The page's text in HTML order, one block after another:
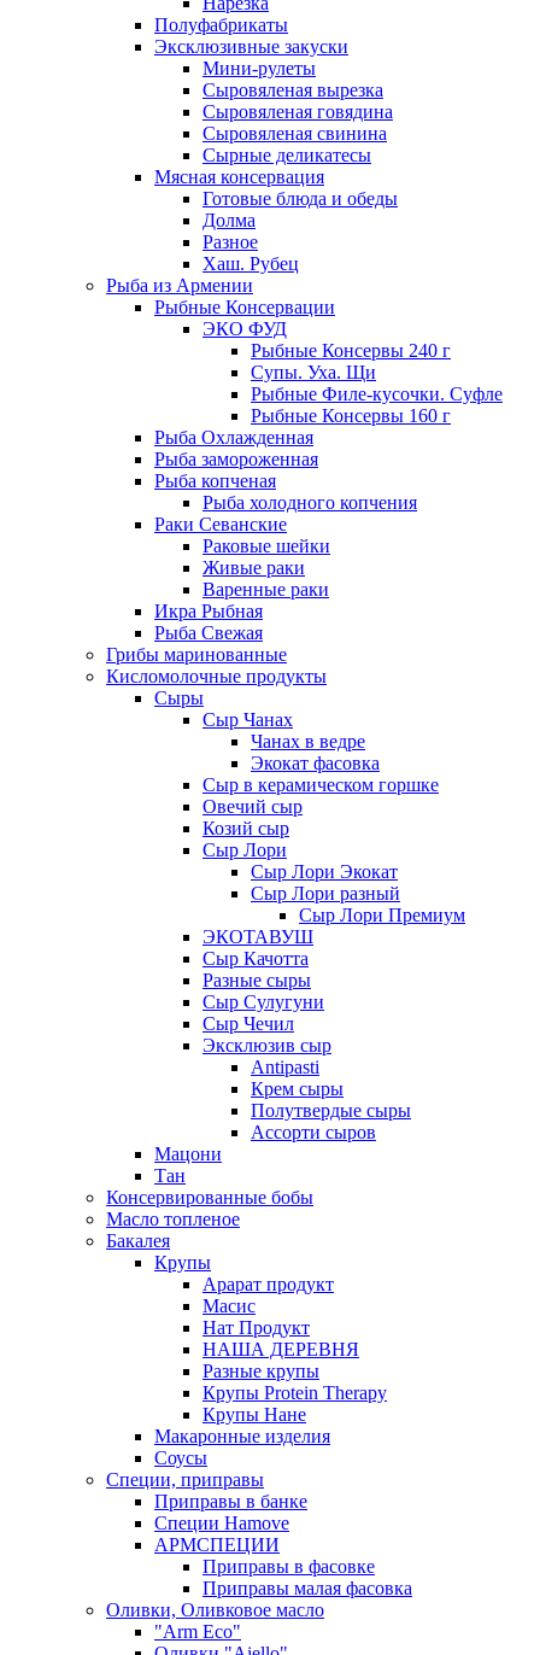
Полуфабрикаты
Эксклюзивные закуски
Мини-рулеты
Сыровяленая вырезка
Сыровяленая говядина
Сыровяленая свинина
Сырные деликатесы
Мясная консервация
Готовые блюда и обеды
Долма
Разное
Хаш. Рубец
Рыба из Армении
Рыбные Консервации
ЭКО ФУД
Рыбные Консервы 240 г
Супы. Уха. Щи
Рыбные Филе-кусочки. Суфле
Рыбные Консервы 160 г
Рыба Охлажденная
Рыба замороженная
Рыба копченая
Рыба холодного копчения
Раки Севанские
Раковые шейки
Живые раки
Варенные раки
Икра Рыбная
Рыба Свежая
Грибы маринованные
Кисломолочные продукты
Сыры
Сыр Чанах
Чанах в ведре
Экокат фасовка
Сыр в керамическом горшке
Овечий сыр
Козий сыр
Сыр Лори
Сыр Лори Экокат
Сыр Лори разный
Сыр Лори Премиум
ЭКОТАВУШ
Сыр Качотта
Разные сыры
Сыр Сулугуни
Сыр Чечил
Эксклюзив сыр
Antipasti
Крем сыры
Полутвердые сыры
Ассорти сыров
Мацони
Тан
Консервированные бобы
Масло топленое
Бакалея
Крупы
Арарат продукт
Масис
Нат Продукт
НАША ДЕРЕВНЯ
Разные крупы
Крупы Protein Therapy
Крупы Нане
Макаронные изделия
Соусы
Специи, приправы
Приправы в банке
Специи Hamove
АРМСПЕЦИИ
Приправы в фасовке
Приправы малая фасовка
Оливки, Оливковое масло
"Arm Eco"